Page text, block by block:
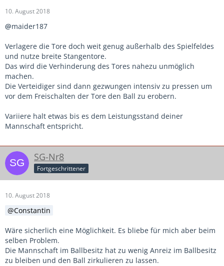
10. August 2018
@maider187
Verlagere die Tore doch weit genug außerhalb des Spielfeldes
und nutze breite Stangentore.
Das wird die Verhinderung des Tores nahezu unmöglich
machen.
Die Verteidiger sind dann gezwungen intensiv zu pressen um
vor dem Freischalten der Tore den Ball zu erobern.
Variiere halt etwas bis es dem Leistungsstand deiner
Mannschaft entspricht.
SG-Nr8
Fortgeschrittener
10. August 2018
Constantin
Wäre sicherlich eine Möglichkeit. Es bliebe für mich aber beim
selben Problem.
Die Mannschaft im Ballbesitz hat zu wenig Anreiz im Ballbesitz
zu bleiben und den Ball zirkulieren zu lassen.